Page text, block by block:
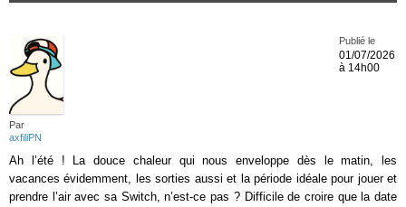
Par
axfiliPN
Publié le
01/07/2026
à 14h00
Ah l’été ! La douce chaleur qui nous enveloppe dès le matin, les
vacances évidemment, les sorties aussi et la période idéale pour jouer et
prendre l’air avec sa Switch, n’est-ce pas ? Difficile de croire que la date